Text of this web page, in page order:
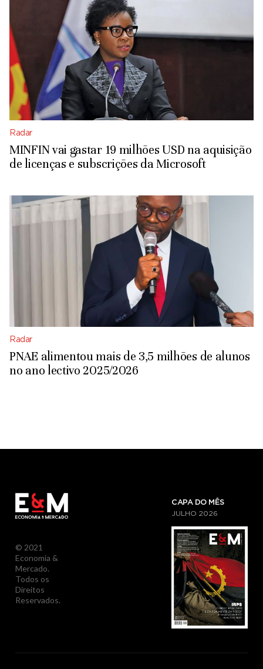
Radar
MINFIN vai gastar 19 milhões USD na aquisição
de licenças e subscrições da Microsoft
Radar
PNAE alimentou mais de 3,5 milhões de alunos
no ano lectivo 2025/2026
© 2021
Economia &
Mercado.
Todos os
Direitos
Reservados.
CAPA DO MÊS
JULHO 2026